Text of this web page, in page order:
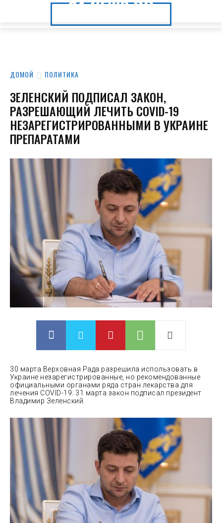
24.NEWS.DP
24.NEWS.DP
ДОМОЙ ПОЛИТИКА
ЗЕЛЕНСКИЙ ПОДПИСАЛ ЗАКОН,
РАЗРЕШАЮЩИЙ ЛЕЧИТЬ COVID-19
НЕЗАРЕГИСТРИРОВАННЫМИ В УКРАИНЕ
ПРЕПАРАТАМИ
30 марта Верховная Рада разрешила использовать в
Украине незарегистрированные, но рекомендованные
официальными органами ряда стран лекарства для
лечения COVID-19. 31 марта закон подписал президент
Владимир Зеленский.